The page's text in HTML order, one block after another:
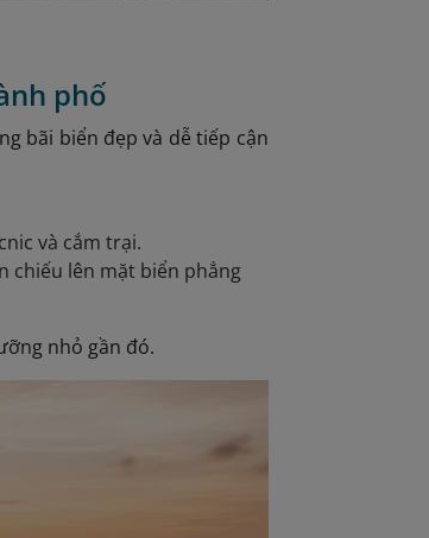
phố
bãi biển đẹp và dễ tiếp cận
và cắm trại.
chiếu lên mặt biển phẳng
nhỏ gần đó.